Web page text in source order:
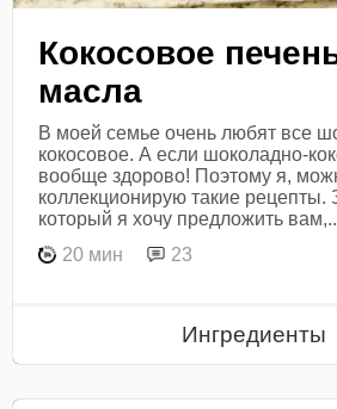
Кокосовое
масла
В моей семье очень любят все
кокосовое. А если шоколадно-
вообще здорово! Поэтому я,
коллекционирую такие рецепты.
который я хочу предложить
20 мин
23
Ингредиенты